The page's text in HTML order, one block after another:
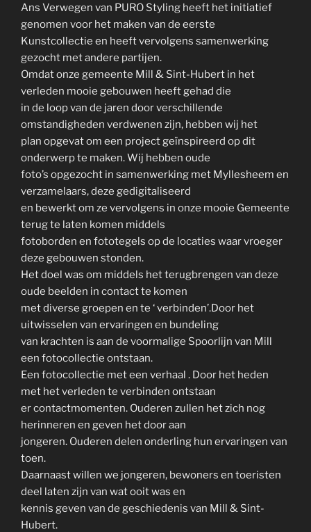
Ans Verwegen van PURO Styling heeft het initiatief
genomen voor het maken van de eerste
Kunstcollectie en heeft vervolgens samenwerking
gezocht met andere partijen.
Omdat onze gemeente Mill & Sint-Hubert in het
verleden mooie gebouwen heeft gehad die
in de loop van de jaren door verschillende
omstandigheden verdwenen zijn, hebben wij het
plan opgevat om een project geïnspireerd op dit
onderwerp te maken. Wij hebben oude
foto’s opgezocht in samenwerking met Myllesheem en
verzamelaars, deze gedigitaliseerd
en bewerkt om ze vervolgens in onze mooie Gemeente
terug te laten komen middels
fotoborden en fototegels op de locaties waar vroeger
deze gebouwen stonden.
Het doel was om middels het terugbrengen van deze
oude beelden in contact te komen
met diverse groepen en te ‘ verbinden’.Door het
uitwisselen van ervaringen en bundeling
van krachten is aan de voormalige Spoorlijn van Mill
een fotocollectie ontstaan.
Een fotocollectie met een verhaal . Door het heden
met het verleden te verbinden ontstaan
er contactmomenten. Ouderen zullen het zich nog
herinneren en geven het door aan
jongeren. Ouderen delen onderling hun ervaringen van
toen.
Daarnaast willen we jongeren, bewoners en toeristen
deel laten zijn van wat ooit was en
kennis geven van de geschiedenis van Mill & Sint-
Hubert.